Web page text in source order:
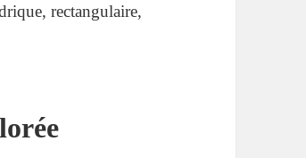
rectangulaire,